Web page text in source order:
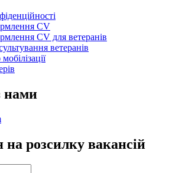
CV
CV для ветеранів
ветеранів
нами
на розсилку вакансій